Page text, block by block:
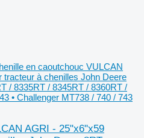
en caoutchouc VULCAN
à chenilles John Deere
/ 8335RT / 8345RT / 8360RT /
• Challenger MT738 / 740 / 743
AGRI - 25"x6"x59